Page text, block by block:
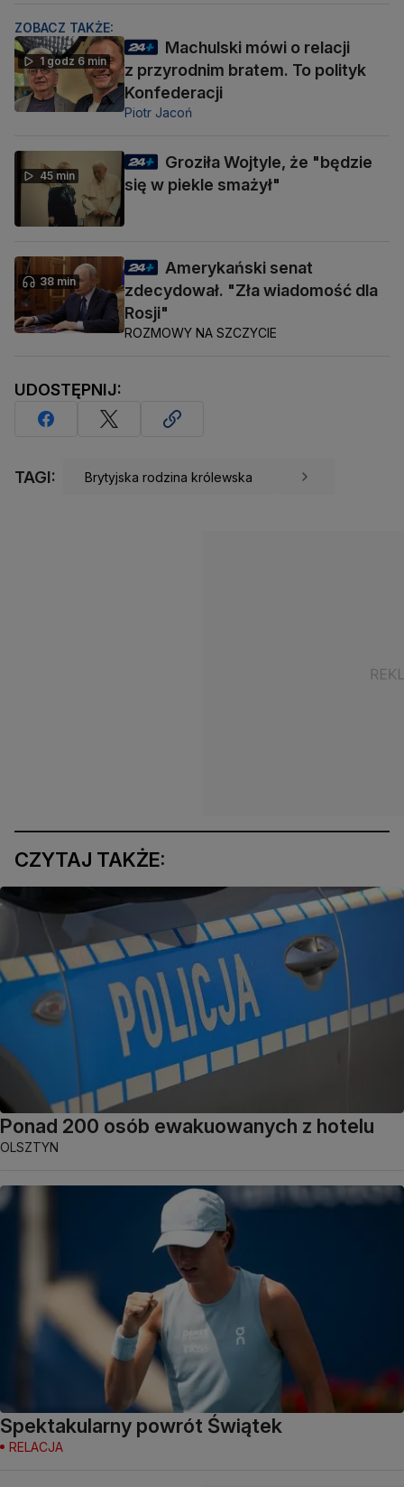
ZOBACZ TAKŻE:
1 godz 6 min
Machulski mówi o relacji
z przyrodnim bratem. To polityk
Konfederacji
Piotr Jacoń
45 min
Groziła Wojtyle, że "będzie
się w piekle smażył"
38 min
Amerykański senat
zdecydował. "Zła wiadomość dla
Rosji"
ROZMOWY NA SZCZYCIE
UDOSTĘPNIJ:
TAGI: Brytyjska rodzina królewska
CZYTAJ TAKŻE:
Ponad 200 osób ewakuowanych z hotelu
OLSZTYN
Spektakularny powrót Świątek
RELACJA